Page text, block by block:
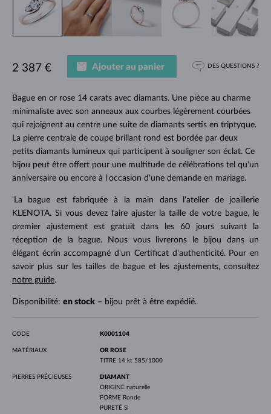
Bague en or rose 14 carats avec diamants. Une pièce au charme
minimaliste avec son anneaux aux courbes légèrement courbées
qui rejoignent au centre une suite de diamants sertis en triptyque.
La pierre centrale de coupe brillant rond est bordée par deux
petits diamants lumineux qui participent à souligner son éclat. Ce
bijou peut être offert pour une multitude de célébrations tel qu'un
anniversaire ou encore à l'occasion d'une demande en mariage.
'La bague est fabriquée à la main dans l'atelier de joaillerie
KLENOTA. Si vous devez faire ajuster la taille de votre bague, le
premier ajustement est gratuit dans les 60 jours suivant la
réception de la bague. Nous vous livrerons le bijou dans un
élégant écrin accompagné d'un Certificat d'authenticité. Pour en
savoir plus sur les tailles de bague et les ajustements, consultez
notre guide.
Disponibilité: en stock– bijou prêt à être expédié.
2 387 € Ajouter au panier DES QUESTIONS ?
CODE K0001104
MATÉRIAUX
OR ROSE
TITRE 14 kt 585/1000
PIERRES PRÉCIEUSES
DIAMANT
ORIGINE naturelle
FORME Ronde
PURETÉ SI